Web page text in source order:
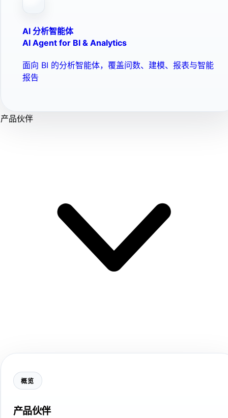
AI 分析智能体
AI Agent for BI & Analytics
面向 BI 的分析智能体，覆盖问数、建模、报表与智能
报告
产品伙伴
概览
产品伙伴